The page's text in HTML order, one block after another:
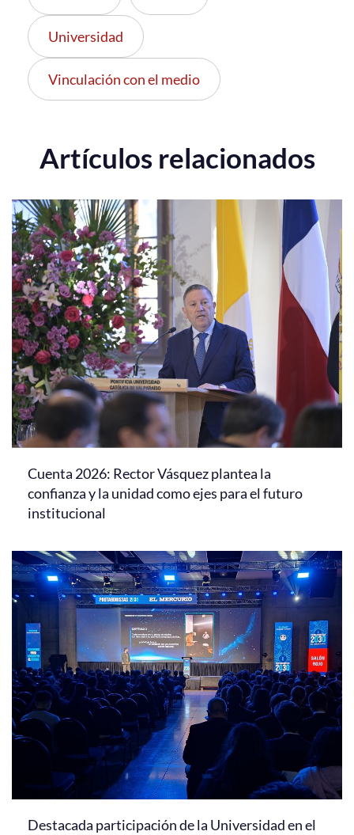
Universidad
Vinculación con el medio
Artículos relacionados
Cuenta 2026: Rector Vásquez plantea la
confianza y la unidad como ejes para el futuro
institucional
Destacada participación de la Universidad en el